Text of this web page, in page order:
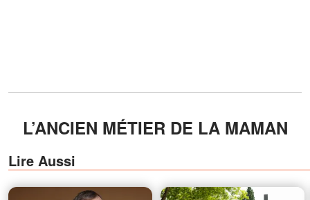
L’ANCIEN MÉTIER DE LA MAMAN
Lire Aussi